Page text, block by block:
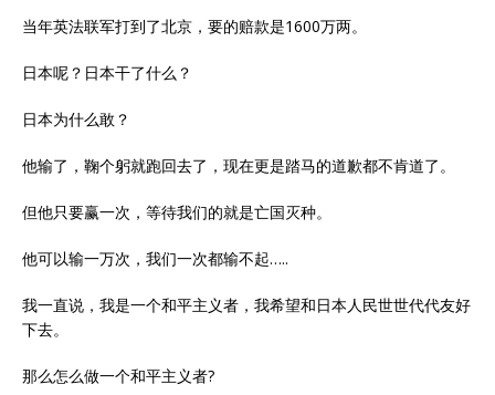
当年英法联军打到了北京，要的赔款是1600万两。
日本呢？日本干了什么？
日本为什么敢？
他输了，鞠个躬就跑回去了，现在更是踏马的道歉都不肯道了。
但他只要赢一次，等待我们的就是亡国灭种。
他可以输一万次，我们一次都输不起…..
我一直说，我是一个和平主义者，我希望和日本人民世世代代友好
下去。
那么怎么做一个和平主义者?